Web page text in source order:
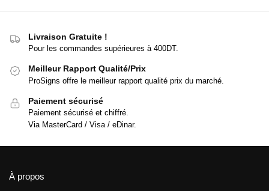
Livraison Gratuite !
Pour les commandes supérieures à 400DT.
Meilleur Rapport Qualité/Prix
ProSigns offre le meilleur rapport qualité prix du marché.
Paiement sécurisé
Paiement sécurisé et chiffré.
Via MasterCard / Visa / eDinar.
À propos